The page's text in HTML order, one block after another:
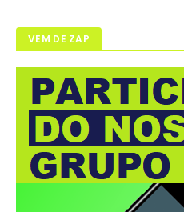
VEM DE ZAP